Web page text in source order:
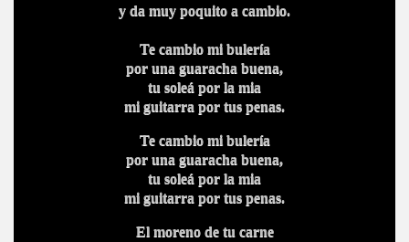
y da muy poquito a cambio.
Te cambio mi bulería
por una guaracha buena,
tu soleá por la mia
mi guitarra por tus penas.
Te cambio mi bulería
por una guaracha buena,
tu soleá por la mia
mi guitarra por tus penas.
El moreno de tu carne